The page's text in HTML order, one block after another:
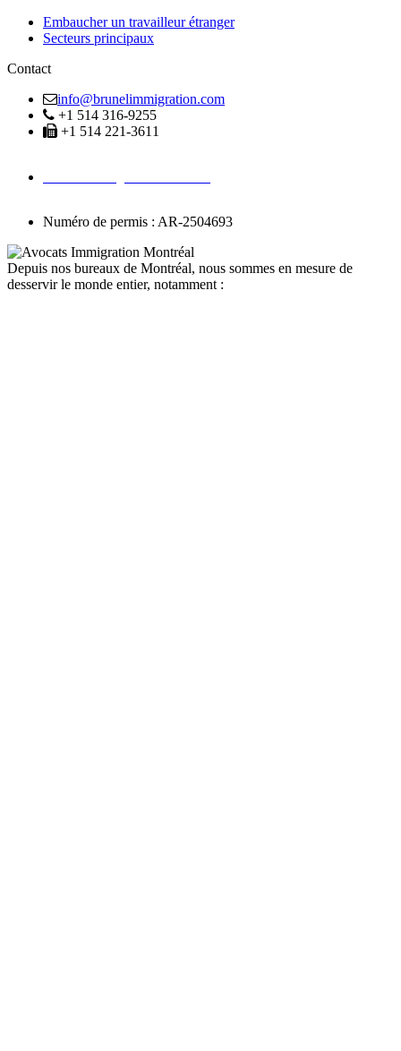
Embaucher un travailleur étranger
Secteurs principaux
Contact
info@brunelimmigration.com
+1 514 316-9255
+1 514 221-3611
Numéro de permis : AR-2504693
Depuis nos bureaux de Montréal, nous sommes en mesure de
desservir le monde entier, notamment :